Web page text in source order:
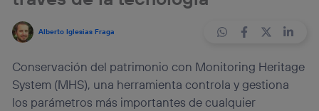
Alberto Iglesias Fraga
Conservación del patrimonio con Monitoring Heritage
System (MHS), una herramienta controla y gestiona
los parámetros más importantes de cualquier